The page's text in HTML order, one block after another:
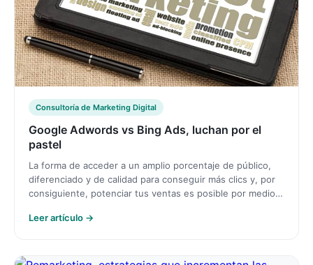
Consultoría de Marketing Digital
Google Adwords vs Bing Ads, luchan por el
pastel
La forma de acceder a un amplio porcentaje de público,
diferenciado y de calidad para conseguir más clics y, por
consiguiente, potenciar tus ventas es posible por medio…
Leer artículo →